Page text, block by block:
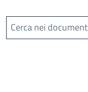
Cerca nei